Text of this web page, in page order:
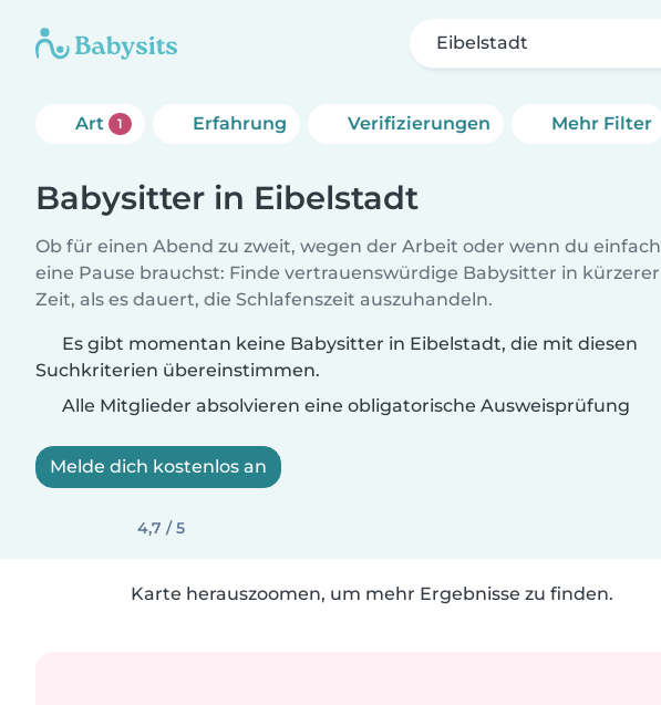
Eibelstadt
Art 1 Erfahrung Verifizierungen Mehr Filter
Babysitter in Eibelstadt
Ob für einen Abend zu zweit, wegen der Arbeit oder wenn du einfach
eine Pause brauchst: Finde vertrauenswürdige Babysitter in kürzerer
Zeit, als es dauert, die Schlafenszeit auszuhandeln.
Es gibt momentan keine Babysitter in Eibelstadt, die mit diesen
Suchkriterien übereinstimmen.
Alle Mitglieder absolvieren eine obligatorische Ausweisprüfung
Melde dich kostenlos an
4,7 / 5
Karte herauszoomen, um mehr Ergebnisse zu finden.